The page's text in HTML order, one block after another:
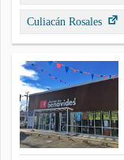
Culiacán Rosales